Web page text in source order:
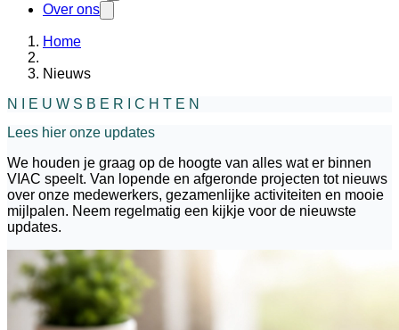
Over ons
Home
Nieuws
N I E U W S B E R I C H T E N
Lees hier onze updates
We houden je graag op de hoogte van alles wat er binnen
VIAC speelt. Van lopende en afgeronde projecten tot nieuws
over onze medewerkers, gezamenlijke activiteiten en mooie
mijlpalen. Neem regelmatig een kijkje voor de nieuwste
updates.